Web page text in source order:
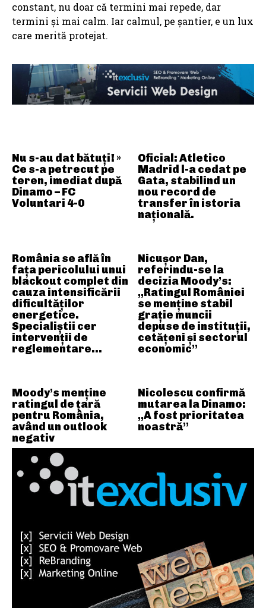
Nu s-au dat bătuți! »
Ce s-a petrecut pe
teren, imediat după
Dinamo – FC
Voluntari 4-0
Oficial: Atletico
Madrid l-a cedat pe
Gata, stabilind un
nou record de
transfer în istoria
națională.
România se află în
fața pericolului unui
blackout complet din
cauza intensificării
dificultăților
energetice.
Specialiștii cer
intervenții de
reglementare…
Nicușor Dan,
referindu-se la
decizia Moody’s:
„Ratingul României
se menține stabil
grație muncii
depuse de instituții,
cetățeni și sectorul
economic”
Moody’s menține
ratingul de țară
pentru România,
având un outlook
negativ
Nicolescu confirmă
mutarea la Dinamo:
„A fost prioritatea
noastră”
constant, nu doar că termini mai repede, dar
termini și mai calm. Iar calmul, pe șantier, e un lux
care merită protejat.